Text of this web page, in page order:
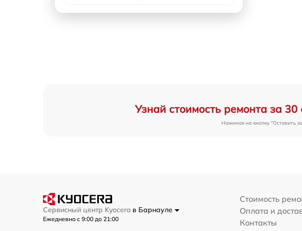
Узнай стоимость ремонта за 30
Нажимая на кнопку "Оставить
Сервисный центр Kyocera в Барнауле
Ежедневно с 9:00 до 21:00
Стоимость
Оплата и
Контакты